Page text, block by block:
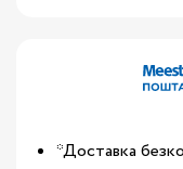
*Доставка